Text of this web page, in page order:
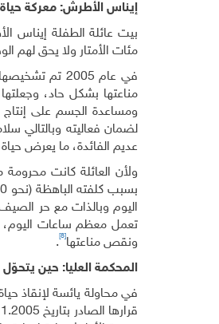
إيناس الأطرش: معركة
بيت عائلة الطفلة إيناس
مئات الأمتار ولا يحق لهم
في عام 2005
مناعتها بشكل حاد،
لضمان فعاليته وبالتالي
عديم الفائدة، ما يعرض
ولأن العائلة كانت
اليوم وبالذات مع حر
تعمل معظم ساعات اليوم،
ونقص مناعتها [8]
.
المحكمة العليا: حين يتحوّل
في محاولة يائسة لإنقاذ
قرارها الصادر بتاريخ 23.11.2005، رفضت الالتماس